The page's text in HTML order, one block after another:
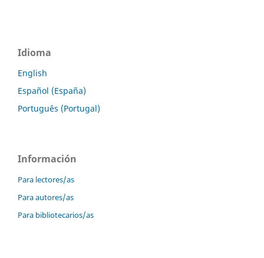
Idioma
English
Español (España)
Português (Portugal)
Información
Para lectores/as
Para autores/as
Para bibliotecarios/as